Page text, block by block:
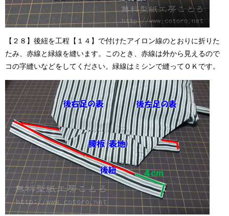
【２８】後紐を工程【１４】で付けたアイロン線のとおりに折りた
たみ、赤線と緑線を縫います。このとき、赤線は外から見えるので
コの字縫いなどをしてください。緑線はミシンで縫ってＯＫです。